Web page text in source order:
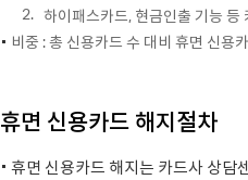
2. 하이패스카드, 현금인출 기능 등
비중 : 총 신용카드 수 대비 휴면 신용
휴면 신용카드 해지절차
휴면 신용카드 해지는 카드사 상담